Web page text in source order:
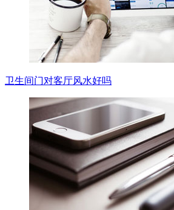
卫生间门对客厅风水好吗